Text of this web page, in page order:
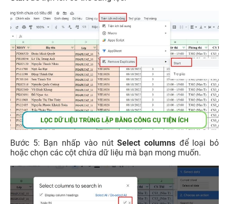
Bước 5: Bạn nhấp vào nútSelect columnsđể loại bỏ
hoặc chọn các cột chứa dữ liệu mà bạn mong muốn.